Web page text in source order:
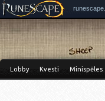
Lobby Kvesti Minispēles